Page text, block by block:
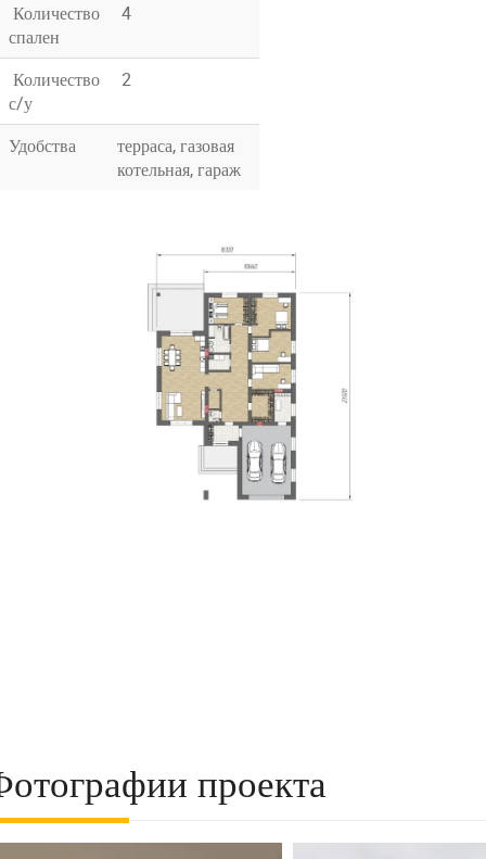
Количество
спален
4
Количество
с/у
2
Удобства
терраса, газовая
котельная, гараж
проекта